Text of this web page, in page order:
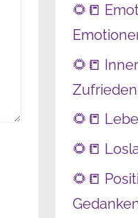
🌻📒
🌻📒
🌻📒
🌻📒
🌻📒